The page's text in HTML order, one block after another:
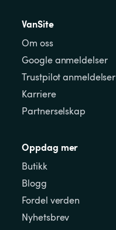
VanSite
Om oss
Google anmeldelser
Trustpilot anmeldelser
Karriere
Partnerselskap
Oppdag mer
Butikk
Blogg
Fordel verden
Nyhetsbrev